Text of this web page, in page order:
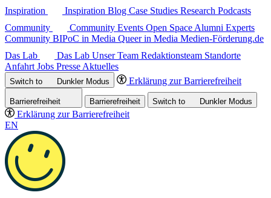
Inspiration
Inspiration Blog Case Studies Research Podcasts
Community
Community Events Open Space Alumni Experts
Community BIPoC in Media Queer in Media Medien-Förderung.de
Das Lab
Das Lab Unser Team Redaktionsteam Standorte
Anfahrt Jobs Presse Aktuelles
Switch to DunklerModus Erklärung zur Barrierefreiheit
Barrierefreiheit Barrierefreiheit Switch to DunklerModus
Erklärung zur Barrierefreiheit
EN